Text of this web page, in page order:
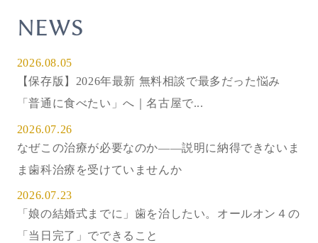
NEWS
2026.08.05
【保存版】2026年最新 無料相談で最多だった悩み
「普通に食べたい」へ｜名古屋で...
2026.07.26
なぜこの治療が必要なのか——説明に納得できないま
ま歯科治療を受けていませんか
2026.07.23
「娘の結婚式までに」歯を治したい。オールオン４の
「当日完了」でできること